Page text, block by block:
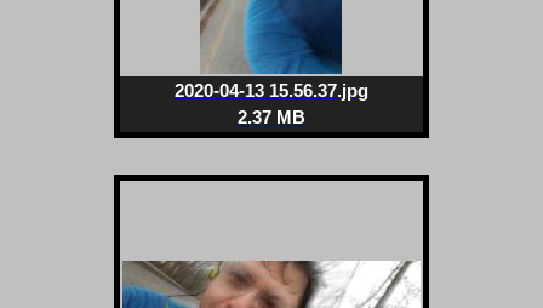
2020-04-13 15.56.37.jpg
2.37 MB